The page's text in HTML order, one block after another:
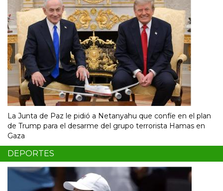
La Junta de Paz le pidió a Netanyahu que confíe en el plan
de Trump para el desarme del grupo terrorista Hamas en
Gaza
DEPORTES